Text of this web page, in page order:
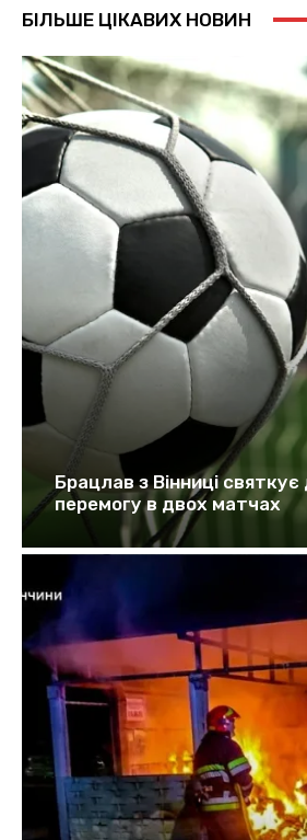
БІЛЬШЕ ЦІКАВИХ НОВИН
Брацлав з Вінниці святкує
перемогу в двох матчах